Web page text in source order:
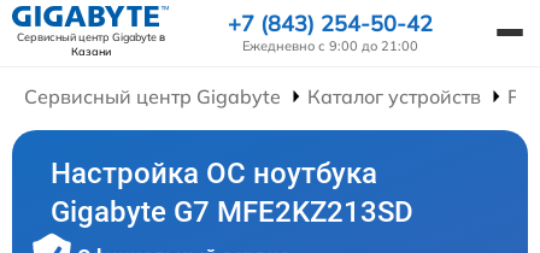
Сервисный центр Gigabyteв
Казани
+7 (843) 254-50-42
Ежедневно с 9:00 до 21:00
Сервисный центр Gigabyte Каталог устройств
Настройка ОС ноутбука
Gigabyte G7 MFE2KZ213SD